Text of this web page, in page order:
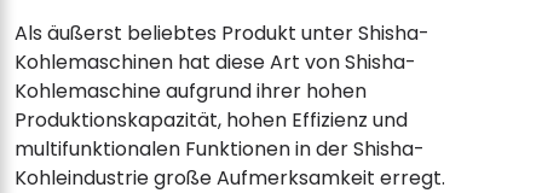
Als äußerst beliebtes Produkt unter Shisha-
Kohlemaschinen hat diese Art von Shisha-
Kohlemaschine aufgrund ihrer hohen
Produktionskapazität, hohen Effizienz und
multifunktionalen Funktionen in der Shisha-
Kohleindustrie große Aufmerksamkeit erregt.